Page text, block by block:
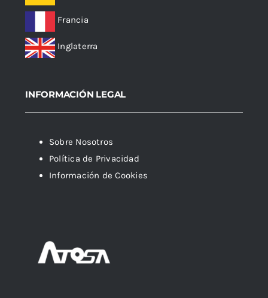
Francia
Inglaterra
INFORMACIÓN LEGAL
Sobre Nosotros
Política de Privacidad
Información de Cookies